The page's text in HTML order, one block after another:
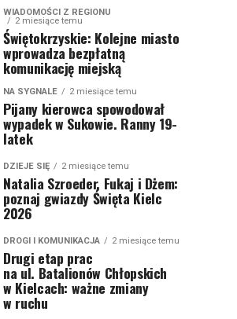
WIADOMOŚCI Z REGIONU
2 miesiące temu
Świętokrzyskie: Kolejne miasto
wprowadza bezpłatną
komunikację miejską
NA SYGNALE 2 miesiące temu
Pijany kierowca spowodował
wypadek w Sukowie. Ranny 19-
latek
DZIEJE SIĘ 2 miesiące temu
Natalia Szroeder, Fukaj i Dżem:
poznaj gwiazdy Święta Kielc
2026
DROGI I KOMUNIKACJA 2 miesiące temu
Drugi etap prac
na ul. Batalionów Chłopskich
w Kielcach: ważne zmiany
w ruchu